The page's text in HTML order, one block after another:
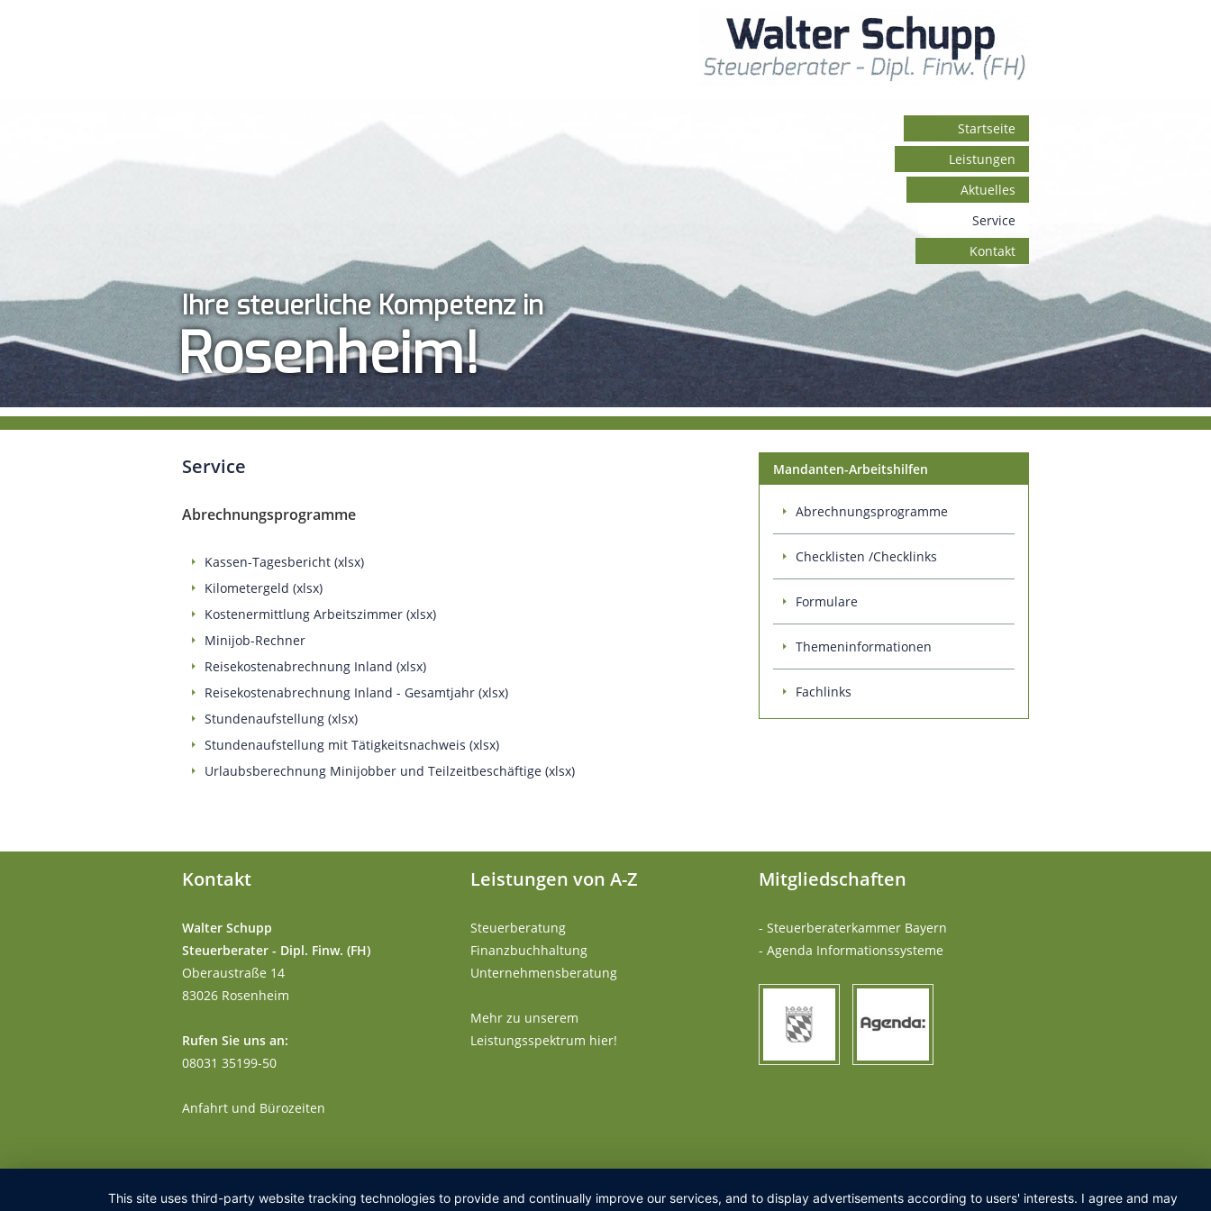
Ihre steuerliche Kompetenz in
Rosenheim!
Startseite
Leistungen
Aktuelles
Service
Kontakt
Service
Abrechnungsprogramme
Kassen-Tagesbericht (xlsx)
Kilometergeld (xlsx)
Kostenermittlung Arbeitszimmer (xlsx)
Minijob-Rechner
Reisekostenabrechnung Inland (xlsx)
Reisekostenabrechnung Inland - Gesamtjahr (xlsx)
Stundenaufstellung (xlsx)
Stundenaufstellung mit Tätigkeitsnachweis (xlsx)
Urlaubsberechnung Minijobber und Teilzeitbeschäftige (xlsx)
Mandanten-Arbeitshilfen
Abrechnungsprogramme
Checklisten /Checklinks
Formulare
Themeninformationen
Fachlinks
Kontakt
Walter Schupp
Steuerberater - Dipl. Finw. (FH)
Oberaustraße 14
83026 Rosenheim
Rufen Sie uns an:
08031 35199-50
Anfahrt und Bürozeiten
Leistungen von A-Z
Steuerberatung
Finanzbuchhaltung
Unternehmensberatung
Mehr zu unserem
Leistungsspektrum hier!
Mitgliedschaften
- Steuerberaterkammer Bayern
- Agenda Informationssysteme
This site uses third-party website tracking technologies to provide and continually improve our services, and to display advertisements according to users' interests. I agree and may